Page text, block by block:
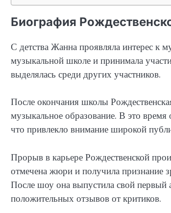
Биография
С детства Жанна проявляла интерес к
музыкальной школе и принимала
выделялась среди других участников.
После окончания школы
музыкальное образование. В это время
что привлекло внимание широкой
Прорыв в карьере Рождественской
отмечена жюри и получила признание
После шоу она выпустила свой
положительных отзывов от критиков.